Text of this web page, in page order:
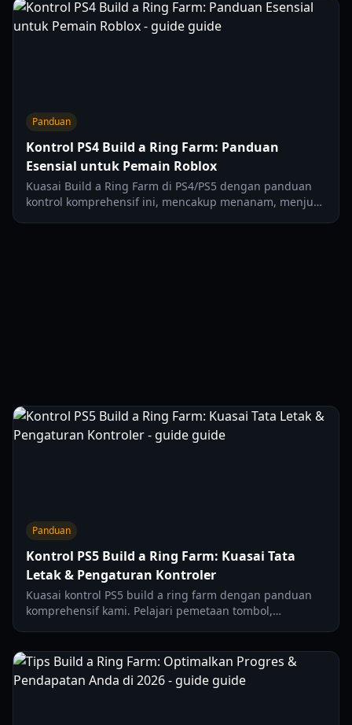
Panduan
Kontrol PS4 Build a Ring Farm: Panduan
Esensial untuk Pemain Roblox
Kuasai Build a Ring Farm di PS4/PS5 dengan panduan
kontrol komprehensif ini, mencakup menanam, menjual,
Panduan
Kontrol PS5 Build a Ring Farm: Kuasai Tata
Letak & Pengaturan Kontroler
Kuasai kontrol PS5 build a ring farm dengan panduan
komprehensif kami. Pelajari pemetaan tombol,